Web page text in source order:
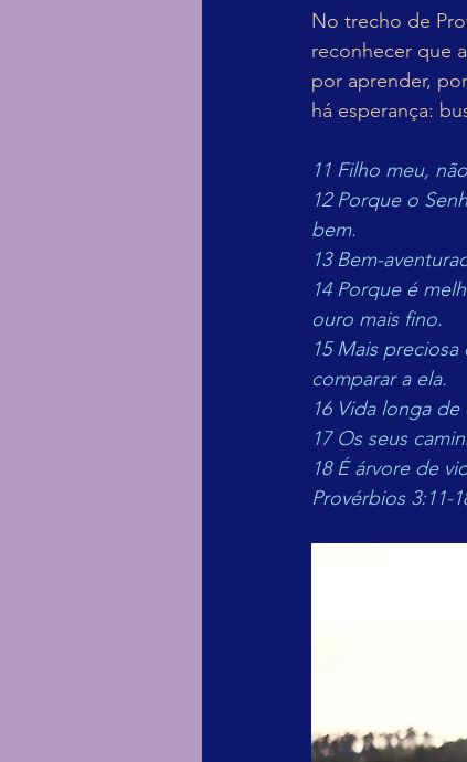
No trecho de
reconhecer que
por aprender,
há esperança:
11 Filho meu,
12 Porque o
bem.
13 Bem-
14 Porque é
ouro mais fino.
15 Mais
comparar a ela.
16 Vida longa
17 Os seus
18 É árvore de
Provérbios 3:11-